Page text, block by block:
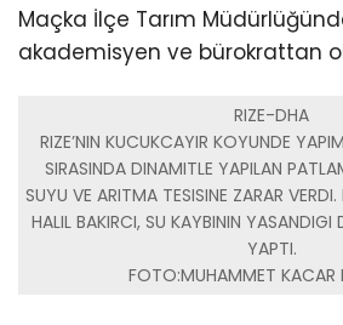
Maçka İlçe Tarım
akademisyen ve bürokrattan
RIZE-DHA
RIZE’NIN KUCUKCAYIR KOYUNDE
SIRASINDA DINAMITLE YAPILAN
SUYU VE ARITMA TESISINE ZARAR VERDI.
HALIL BAKIRCI, SU KAYBININ YASANDIGI
YAPTI.
FOTO:MUHAMMET KACAR